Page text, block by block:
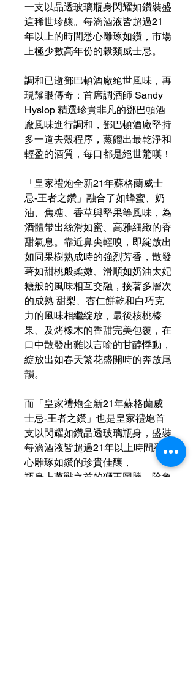
一支以晶透玻璃瓶身閃耀如鑽裝盛
這稀世珍釀。每滴酒液皆超過21
年以上的時間悉心雕琢如鑽，市場
上極少數高年份的穀類威士忌。
調和已逝鄧巴頓酒廠絕世風味，再
現耀眼傳奇：首席調酒師 Sandy
Hyslop 精選珍貴非凡的鄧巴頓酒
廠風味進行調和，鄧巴頓酒廠堅持
多一道去殼程序，蒸餾出最乾淨和
輕盈的酒質，每口都是絕世驚嘆！
「皇家禮炮全新21年蘇格蘭威士
忌-王者之鑽」融合了如蜂蜜、奶
油、焦糖、香草與堅果等風味，為
酒體帶出絲滑如蜜、高雅細緻的香
甜氣息。靠近鼻尖輕嗅，即綻放出
如同果樹熟成時的強烈芳香，散發
著如甜桃般柔嫩、滑順如奶油太妃
糖般的風味相互交融，接著多層次
的成熟 甜梨、杏仁餅乾和白巧克
力的風味相繼綻放，最後核桃榛
果、及烤橡木的香甜完美包覆，在
口中散發出難以言喻的甘醇悸動，
綻放出如春天繁花盛開時的奔放尾
韻。
而「皇家禮炮全新21年蘇格蘭威
士忌-王者之鑽」也是皇家禮炮首
支以閃耀如鑽晶透玻璃瓶身，盛裝
每滴酒液皆超過21年以上時間悉
心雕琢如鑽的珍貴佳釀，
瓶身上萬獸之首的獅王圖騰，除象